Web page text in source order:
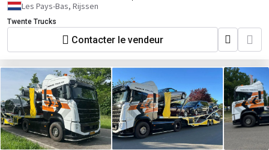
Les Pays-Bas, Rijssen
Twente Trucks
Contacter le vendeur